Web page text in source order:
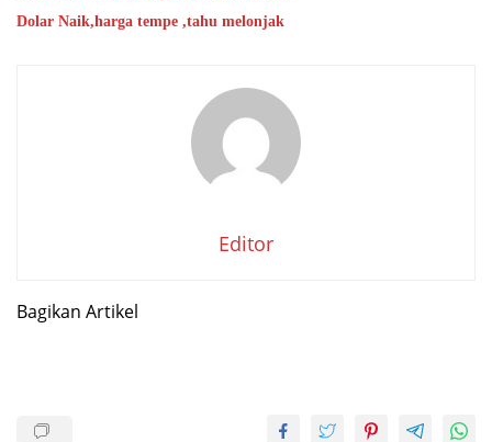
Dolar Naik,harga tempe ,tahu melonjak
Editor
Bagikan Artikel